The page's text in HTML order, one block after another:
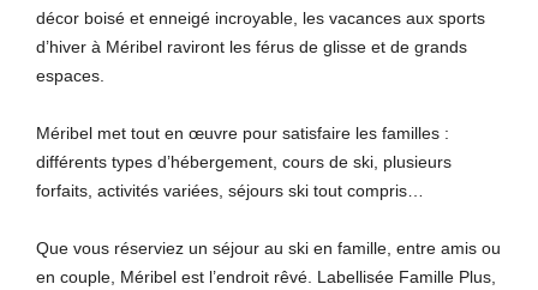
décor boisé et enneigé incroyable, les vacances aux sports
d’hiver à Méribel raviront les férus de glisse et de grands
espaces.
Méribel met tout en œuvre pour satisfaire les familles :
différents types d’hébergement, cours de ski, plusieurs
forfaits, activités variées, séjours ski tout compris…
Que vous réserviez un séjour au ski en famille, entre amis ou
en couple, Méribel est l’endroit rêvé. Labellisée Famille Plus,